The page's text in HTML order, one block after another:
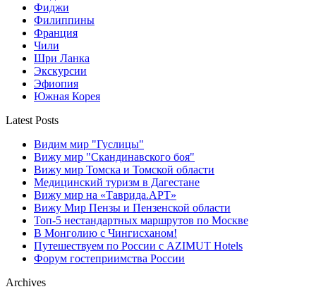
Фиджи
Филиппины
Франция
Чили
Шри Ланка
Экскурсии
Эфиопия
Южная Корея
Latest Posts
Видим мир "Гуслицы"
Вижу мир "Скандинавского боя"
Вижу мир Томска и Томской области
Медицинский туризм в Дагестане
Вижу мир на «Таврида.АРТ»
Вижу Мир Пензы и Пензенской области
Топ-5 нестандартных маршрутов по Москве
В Монголию с Чингисханом!
Путешествуем по России с AZIMUT Hotels
Форум гостеприимства России
Archives